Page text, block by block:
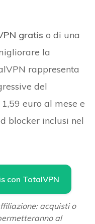
gratis o di una
la
rappresenta
del
euro al mese e
blocker inclusi nel
con TotalVPN
acquisti o
al